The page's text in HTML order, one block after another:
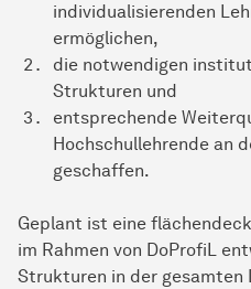
individualisierenden
ermöglichen,
die notwendigen
Strukturen und
entsprechende
Hochschullehrende an
geschaffen.
Geplant ist eine
im Rah­men von DoProfiL
Strukturen in der ge­sam­ten